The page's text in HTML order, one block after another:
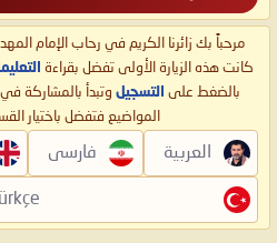
مرحباً بك زائرنا الكريم في رحاب الإمام
كانت هذه الزيارة الأولى تفضل بقراءة
بالضغط على التسجيل وتبدأ بالمشاركة
المواضيع فتفضل باختيار
العربية فارسی